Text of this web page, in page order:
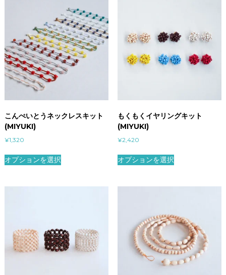
こんぺいとうネックレスキット
(MIYUKI)
¥1,320
オプションを選択
もくもくイヤリングキット
(MIYUKI)
¥2,420
オプションを選択